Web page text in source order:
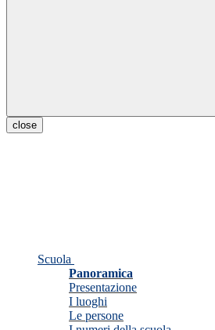
close
Scuola
Panoramica
Presentazione
I luoghi
Le persone